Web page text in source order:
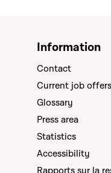
Information
Contact
Current job offers
Glossary
Press area
Statistics
Accessibility
Rapports sur la